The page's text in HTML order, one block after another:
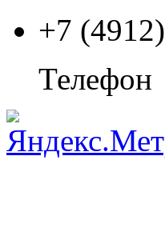
+7
Телефон